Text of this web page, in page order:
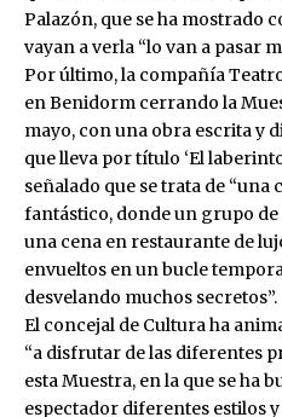
Palazón, que se ha mostrado
vayan a verla “lo van a pasar
Por último, la compañía
en Benidorm cerrando la
mayo, con una obra escrita y
que lleva por título ‘El
señalado que se trata de
fantástico, donde un grupo
una cena en restaurante de
envueltos en un bucle
desvelando muchos secretos”.
El concejal de Cultura ha
“a disfrutar de las diferentes
esta Muestra, en la que se ha
espectador diferentes estilos